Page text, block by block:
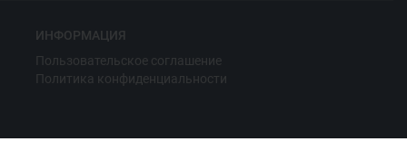
ИНФОРМАЦИЯ
Пользовательское соглашение
Политика конфиденциальности